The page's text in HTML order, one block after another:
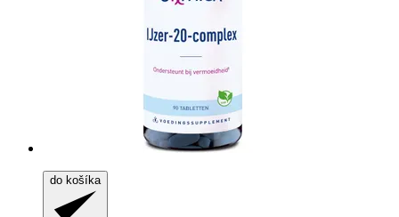
do košíka